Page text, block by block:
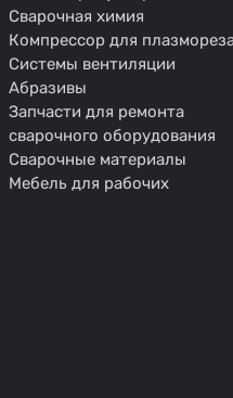
Сварочная химия
Компрессор для
Системы вентиляции
Абразивы
Запчасти для ремонта
сварочного оборудования
Сварочные материалы
Мебель для рабочих